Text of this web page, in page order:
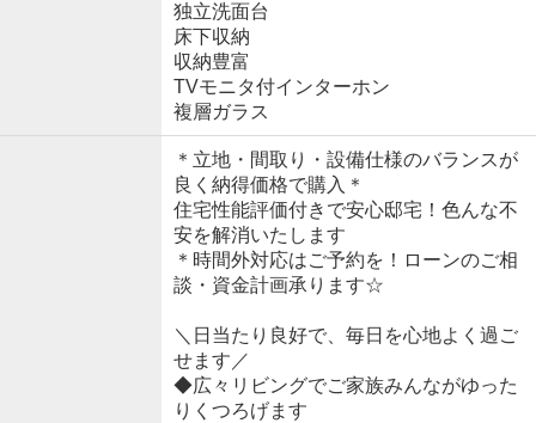
独立洗面台
床下収納
収納豊富
TVモニタ付インターホン
複層ガラス
＊立地・間取り・設備仕様のバランスが
良く納得価格で購入＊
住宅性能評価付きで安心邸宅！色んな不
安を解消いたします
＊時間外対応はご予約を！ローンのご相
談・資金計画承ります☆
＼日当たり良好で、毎日を心地よく過ご
せます／
◆広々リビングでご家族みんながゆった
りくつろげます